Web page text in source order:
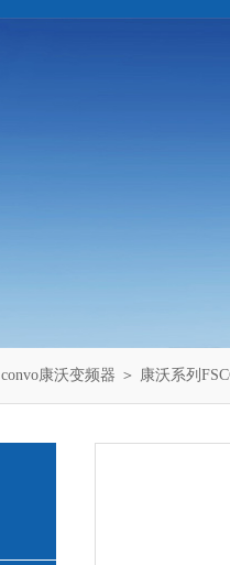
convo康沃变频器 ＞ 康沃系列